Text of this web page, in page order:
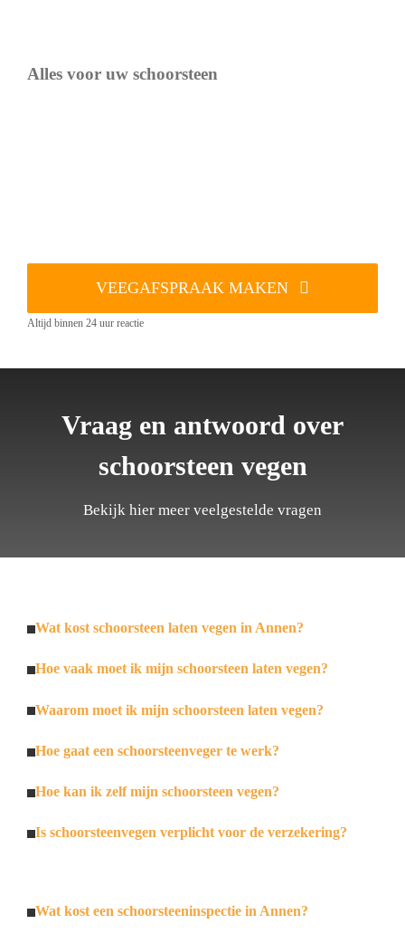
Alles voor uw schoorsteen
VEEGAFSPRAAK MAKEN
Altijd binnen 24 uur reactie
Vraag en antwoord over
schoorsteen vegen
Bekijk hier meer veelgestelde vragen
Wat kost schoorsteen laten vegen in Annen?
Hoe vaak moet ik mijn schoorsteen laten vegen?
Waarom moet ik mijn schoorsteen laten vegen?
Hoe gaat een schoorsteenveger te werk?
Hoe kan ik zelf mijn schoorsteen vegen?
Is schoorsteenvegen verplicht voor de verzekering?
Wat kost een schoorsteeninspectie in Annen?